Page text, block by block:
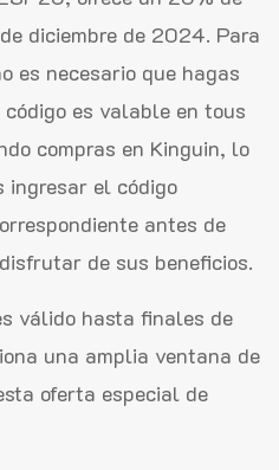
diciembre de 2024. Para
es necesario que hagas
es valable en tous
compras en Kinguin, lo
ingresar el código
antes de
de sus beneficios.
válido hasta finales de
una amplia ventana de
oferta especial de